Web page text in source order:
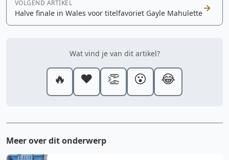
VOLGEND ARTIKEL
Halve finale in Wales voor titelfavoriet Gayle Mahulette
Wat vind je van dit artikel?
🔥 ❤️ 👏 😮 😂
Meer over dit onderwerp